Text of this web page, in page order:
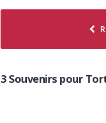
3 Souvenirs pour